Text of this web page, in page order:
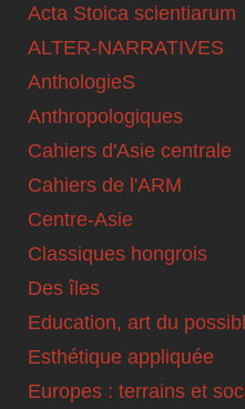
Acta Stoica scientiarum
ALTER-NARRATIVES
AnthologieS
Anthropologiques
Cahiers d'Asie centrale
Cahiers de l'ARM
Centre-Asie
Classiques hongrois
Des îles
Education, art du
Esthétique appliquée
Europes : terrains et